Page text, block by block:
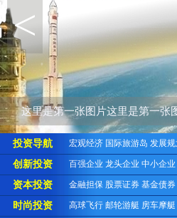
这里是第二张图片这里是第二张
<
投资导航 宏观经济 国际旅游岛 发展规
创新投资 百强企业 龙头企业 中小企业
资本投资 金融担保 股票证券 基金债券
时尚投资 高球飞行 邮轮游艇 房车摩艇